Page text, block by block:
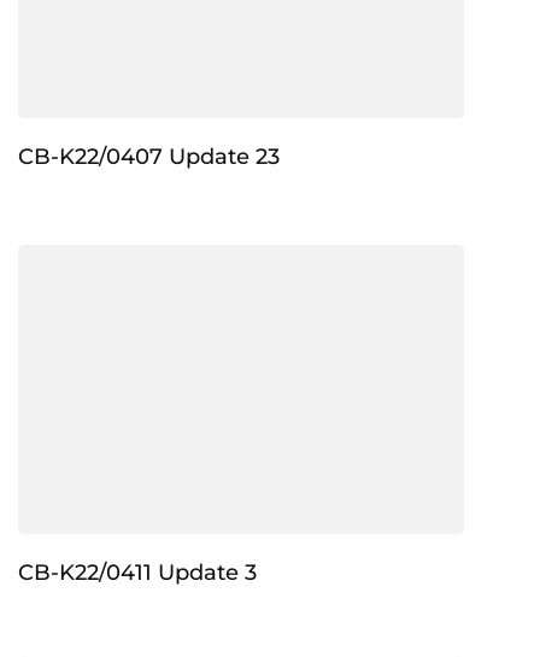
CB-K22/0407 Update 23
CB-K22/0411 Update 3